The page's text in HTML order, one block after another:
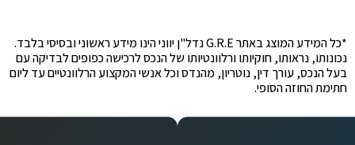
*כל המידע המוצג באתר G.R.E נדל"ן יווני הינו מידע ראשוני ובסיסי בלבד.
נכונותו, נראותו, חוקיותו ורלוונטיותו של הנכס לרכישה כפופים לבדיקה עם
בעל הנכס, עורך דין, נוטריון, מהנדס וכל אנשי המקצוע הרלוונטיים עד ליום
חתימת החוזה הסופי.